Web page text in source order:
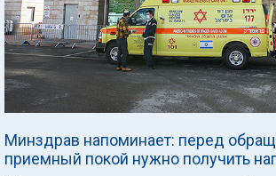
Минздрав напоминает: перед
приемный покой нужно получить